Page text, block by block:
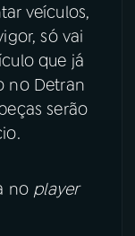
veículos,
só vai
que já
no Detran
serão
no player